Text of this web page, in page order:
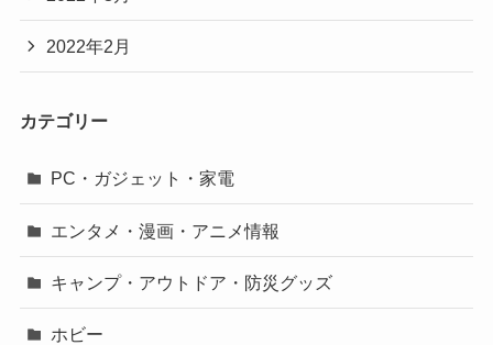
2022年2月
カテゴリー
PC・ガジェット・家電
エンタメ・漫画・アニメ情報
キャンプ・アウトドア・防災グッズ
ホビー